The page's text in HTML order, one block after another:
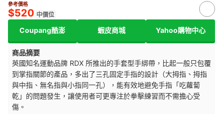
參考價格
$520 中價位
Coupang酷澎 蝦皮商城 Yahoo購物中心
商品摘要
英國知名運動品牌 RDX 所推出的手套型手綁帶，比起一般只包覆
到掌指關節的產品，多出了三孔固定手指的設計（大拇指、拇指
與中指、無名指與小指同一孔），能有效地避免手指「吃蘿蔔
乾」的問題發生，讓使用者可更專注於拳擊練習而不需擔心受
傷。